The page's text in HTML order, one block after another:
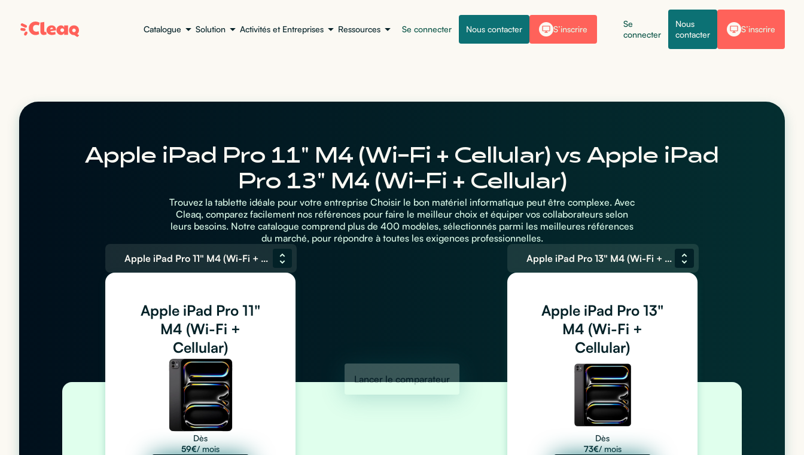
Catalogue Solution Activités et Entreprises Ressources Se connecter Nous contacter S’inscrire
Se
connecter
Nous
contacter
S’inscrire
Apple iPad Pro 11" M4 (Wi-Fi + Cellular) vs Apple iPad
Pro 13" M4 (Wi-Fi + Cellular)
Trouvez la tablette idéale pour votre entreprise Choisir le bon matériel informatique peut être complexe. Avec
Cleaq, comparez facilement nos références pour faire le meilleur choix et équiper vos collaborateurs selon
leurs besoins. Notre catalogue comprend plus de 400 modèles, sélectionnés parmi les meilleures références
du marché, pour répondre à toutes les exigences professionnelles.
Apple iPad Pro 11" M4 (Wi-Fi + Cellular)
Apple iPad Pro 11"
M4 (Wi-Fi +
Cellular)
Dès
59€/ mois
Lancer le comparateur
Apple iPad Pro 13" M4 (Wi-Fi + Cellular)
Apple iPad Pro 13"
M4 (Wi-Fi +
Cellular)
Dès
73€/ mois